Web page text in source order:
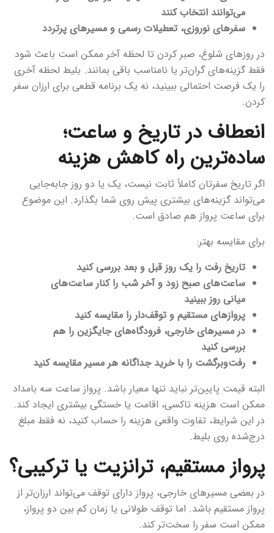
می‌توانند انتخاب کنند
سفرهای نوروزی، تعطیلات رسمی و مسیرهای پرتردد
در روزهای شلوغ، صبر کردن تا لحظه آخر ممکن است باعث شود
فقط گزینه‌های گران‌تر یا نامناسب باقی بمانند. بلیط لحظه آخری
را یک فرصت احتمالی ببینید، نه یک برنامه قطعی برای ارزان سفر
کردن.
انعطاف در تاریخ و ساعت؛
ساده‌ترین راه کاهش هزینه
اگر تاریخ سفرتان کاملاً ثابت نیست، یک یا دو روز جابه‌جایی
می‌تواند گزینه‌های بیشتری پیش روی شما بگذارد. این موضوع
برای ساعت پرواز هم صادق است.
برای مقایسه بهتر:
تاریخ رفت را یک روز قبل و بعد بررسی کنید
ساعت‌های صبح زود و آخر شب را کنار ساعت‌های
میانی روز ببینید
پروازهای مستقیم و توقف‌دار را مقایسه کنید
در مسیرهای خارجی، فرودگاه‌های جایگزین را هم
بررسی کنید
رفت‌وبرگشت را با خرید جداگانه هر مسیر مقایسه کنید
البته قیمت پایین‌تر نباید تنها معیار باشد. پرواز ساعت سه بامداد
ممکن است هزینه تاکسی، اقامت یا خستگی بیشتری ایجاد کند.
در این شرایط، تفاوت واقعی هزینه را حساب کنید، نه فقط مبلغ
درج‌شده روی بلیط.
پرواز مستقیم، ترانزیت یا ترکیبی؟
در بعضی مسیرهای خارجی، پرواز دارای توقف می‌تواند ارزان‌تر از
پرواز مستقیم باشد. اما توقف طولانی یا زمان کم بین دو پرواز،
ممکن است سفر را سخت‌تر کند.